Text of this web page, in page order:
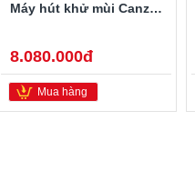
Máy hút khử mùi Canzy CZ-90D1
8.080.000đ
Mua hàng